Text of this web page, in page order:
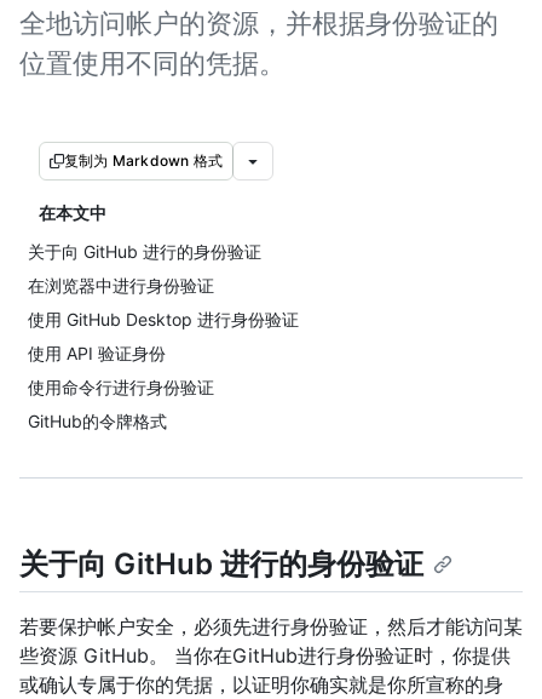
全地访问帐户的资源，并根据身份验证的
位置使用不同的凭据。
复制为 Markdown 格式
在本文中
关于向 GitHub 进行的身份验证
在浏览器中进行身份验证
使用 GitHub Desktop 进行身份验证
使用 API 验证身份
使用命令行进行身份验证
GitHub的令牌格式
关于向 GitHub 进行的身份验证
若要保护帐户安全，必须先进行身份验证，然后才能访问某
些资源 GitHub。 当你在GitHub进行身份验证时，你提供
或确认专属于你的凭据，以证明你确实就是你所宣称的身